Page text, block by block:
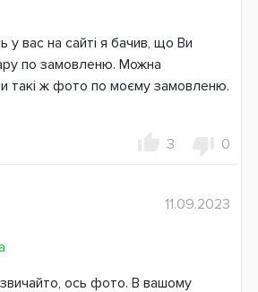
вас на сайті я бачив, що Ви
по замовленю. Можна
такі ж фото по моєму замовленю.
3 0
11.09.2023
ось фото. В вашому